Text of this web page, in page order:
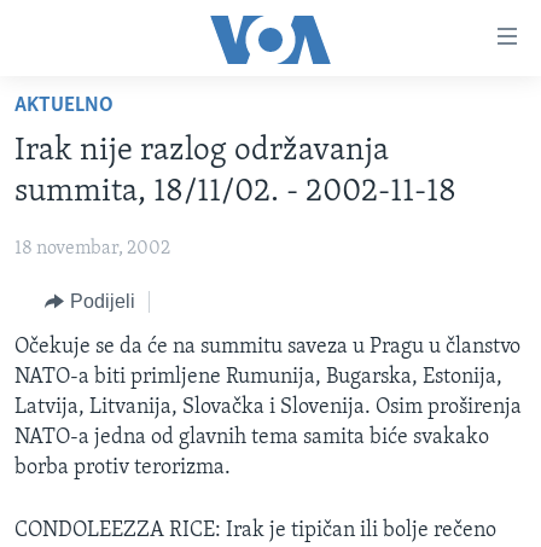
glavni
sadržaj
na
glavnu
pretragu
TV PROGRAM
VIJESTI
SJEDINJENE AMERIČKE DRŽAVE
BOSNA I HERCEGOVINA
NAUKA I TEHNOLOGIJA
SPECIJALNI PROJEKTI
KORUPCIJA
SLOBODA MEDIJA
ŽENSKA STRANA
IZBJEGLIČKA STRANA
AKTUELNO
Irak nije razlog održavanja
summita, 18/11/02. - 2002-11-18
18 novembar, 2002
Podijeli
Očekuje se da će na summitu saveza u Pragu u članstvo
NATO-a biti primljene Rumunija, Bugarska, Estonija,
Latvija, Litvanija, Slovačka i Slovenija. Osim proširenja
NATO-a jedna od glavnih tema samita biće svakako
borba protiv terorizma.
CONDOLEEZZA RICE: Irak je tipičan ili bolje rečeno